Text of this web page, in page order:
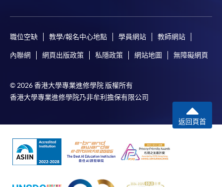
職位空缺 教學/報名中心地點 學員網站 教師網站
內聯網 網頁出版政策 私隱政策 網站地圖 無障礙網頁
© 2026 香港大學專業進修學院 版權所有
香港大學專業進修學院乃非牟利擔保有限公司
返回頁首